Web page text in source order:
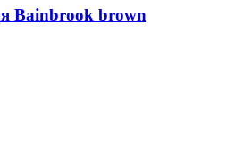
Bainbrook brown